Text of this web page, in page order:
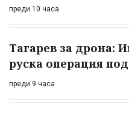
преди 10 часа
Тагарев за дрона:
руска операция
преди 9 часа